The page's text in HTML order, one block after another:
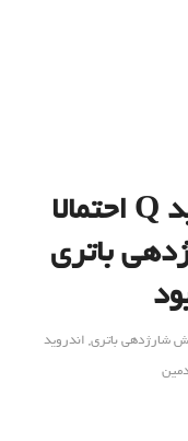
مشخصه جدید اندروید Q احتمالا
باتری
شارژدهی باتری, اندروید